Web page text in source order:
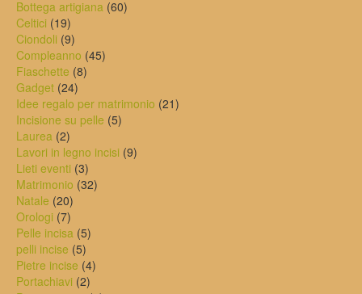
prodotti
Bottega artigiana 6060
Celtici 1919
prodotti
Ciondoli 99
prodotti
Compleanno 4545
Fiaschette 88
Gadget 2424
prodotti
Idee regalo per matrimonio 2121
Incisione su pelle 55
Laurea 22
prodotti
Lavori in legno incisi 99
Lieti eventi 33
prodotti
Matrimonio 3232
Natale 2020
prodotti
Orologi 77
prodotti
Pelle incisa 55
pelli incise 55
prodotti
Pietre incise 44
Portachiavi 22